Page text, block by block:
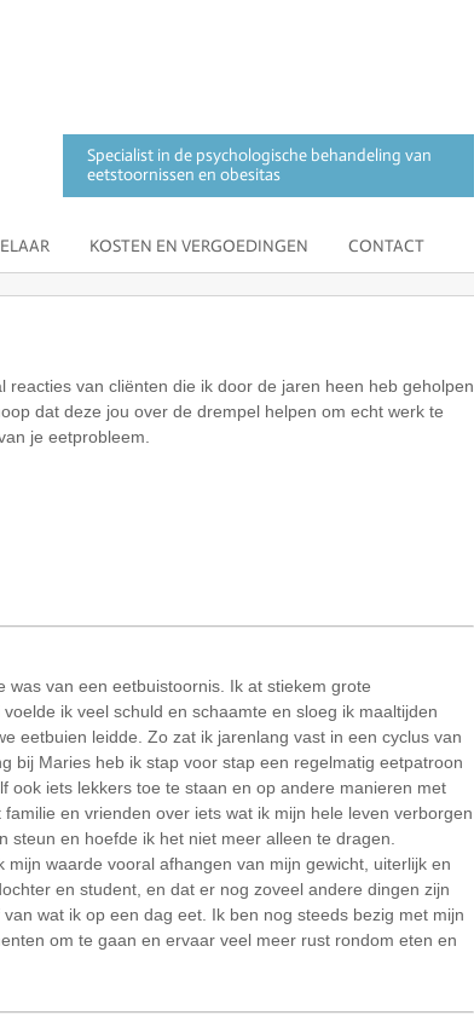
Specialist in de psychologische behandeling van
eetstoornissen en obesitas
KOSTEN EN VERGOEDINGEN CONTACT
reacties van cliënten die ik door de jaren heen heb geholpen
dat deze jou over de drempel helpen om echt werk te
je eetprobleem.
van een eetbuistoornis. Ik at stiekem grote
ik veel schuld en schaamte en sloeg ik maaltijden
eetbuien leidde. Zo zat ik jarenlang vast in een cyclus van
bij Maries heb ik stap voor stap een regelmatig eetpatroon
iets lekkers toe te staan en op andere manieren met
en vrienden over iets wat ik mijn hele leven verborgen
en hoefde ik het niet meer alleen te dragen.
waarde vooral afhangen van mijn gewicht, uiterlijk en
en student, en dat er nog zoveel andere dingen zijn
wat ik op een dag eet. Ik ben nog steeds bezig met mijn
om te gaan en ervaar veel meer rust rondom eten en